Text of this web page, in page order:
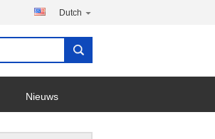
Dutch
Nieuws